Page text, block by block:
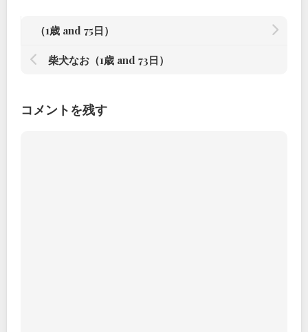
（1歳 and 75日）
柴犬なお（1歳 and 73日）
コメントを残す